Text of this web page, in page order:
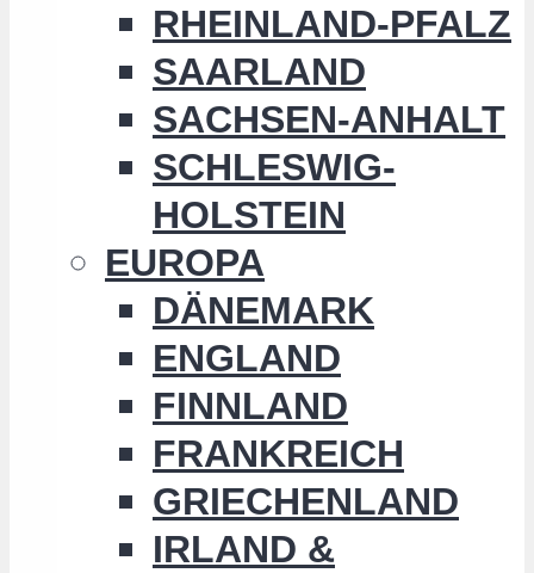
RHEINLAND-PFALZ
SAARLAND
SACHSEN-ANHALT
SCHLESWIG-
HOLSTEIN
EUROPA
DÄNEMARK
ENGLAND
FINNLAND
FRANKREICH
GRIECHENLAND
IRLAND &